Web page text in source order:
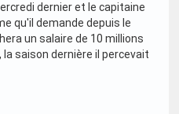
dernier et le capitaine
qu'il demande depuis le
un salaire de 10 millions
saison dernière il percevait